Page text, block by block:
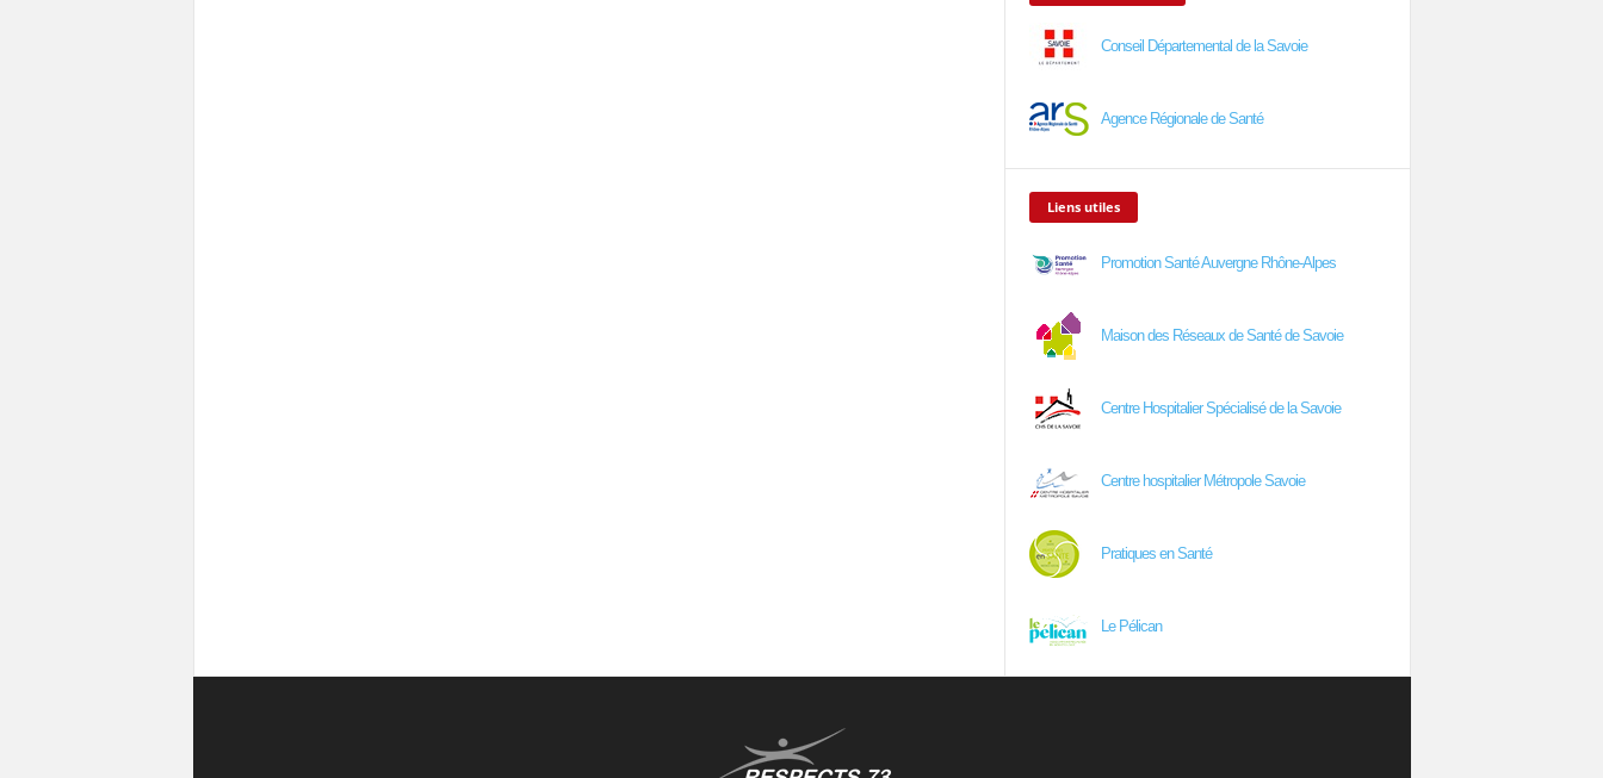
Conseil Départemental de la Savoie
Agence Régionale de Santé
Liens utiles
Promotion Santé Auvergne Rhône-Alpes
Maison des Réseaux de Santé de Savoie
Centre Hospitalier Spécialisé de la Savoie
Centre hospitalier Métropole Savoie
Pratiques en Santé
Le Pélican